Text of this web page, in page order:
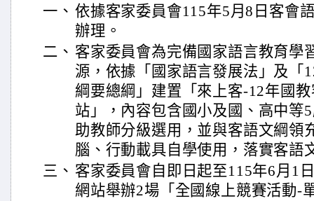
一、 依據客家委員會115年5月8日客會
辦理。
二、 客家委員會為完備國家語言教育學
源，依據「國家語言發展法」及「
綱要總綱」建置「來上客-12年國
站」，內容包含國小及國、高中等
助教師分級選用，並與客語文綱領
腦、行動載具自學使用，落實客語
三、 客家委員會自即日起至115年6月1
網站舉辦2場「全國線上競賽活動-